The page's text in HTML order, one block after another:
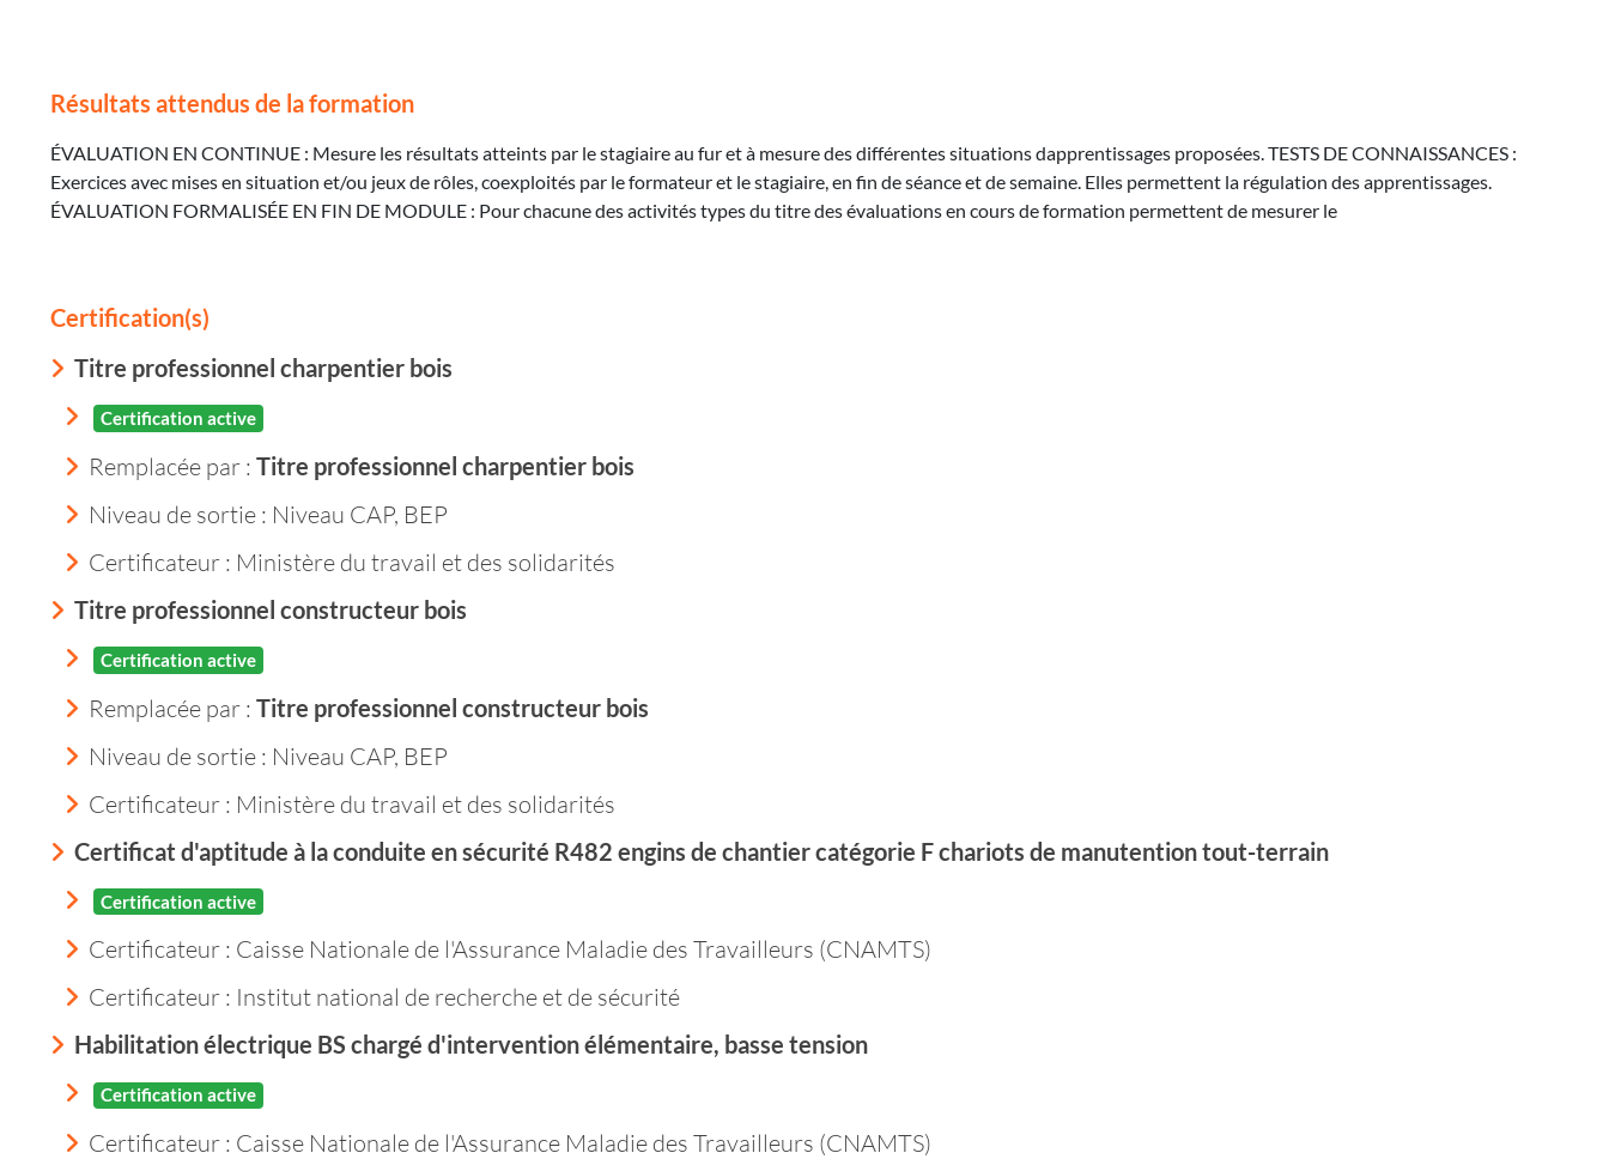
Résultats attendus de la formation
ÉVALUATION EN CONTINUE : Mesure les résultats atteints par le stagiaire au fur et à mesure des différentes situations dapprentissages proposées. TESTS DE CONNAISSANCES :
Exercices avec mises en situation et/ou jeux de rôles, coexploités par le formateur et le stagiaire, en fin de séance et de semaine. Elles permettent la régulation des apprentissages.
ÉVALUATION FORMALISÉE EN FIN DE MODULE : Pour chacune des activités types du titre des évaluations en cours de formation permettent de mesurer le
Certification(s)
Titre professionnel charpentier bois
Certification active
Remplacée par : Titre professionnel charpentier bois
Niveau de sortie : Niveau CAP, BEP
Certificateur : Ministère du travail et des solidarités
Titre professionnel constructeur bois
Certification active
Remplacée par : Titre professionnel constructeur bois
Niveau de sortie : Niveau CAP, BEP
Certificateur : Ministère du travail et des solidarités
Certificat d'aptitude à la conduite en sécurité R482 engins de chantier catégorie F chariots de manutention tout-terrain
Certification active
Certificateur : Caisse Nationale de l'Assurance Maladie des Travailleurs (CNAMTS)
Certificateur : Institut national de recherche et de sécurité
Habilitation électrique BS chargé d'intervention élémentaire, basse tension
Certification active
Certificateur : Caisse Nationale de l'Assurance Maladie des Travailleurs (CNAMTS)